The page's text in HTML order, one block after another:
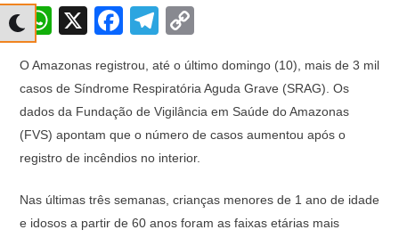
W
at
s
A
p
p
X
F
c
e
b
o
o
k
T
e
gr
a
m
p
y
Li
n
k
O Amazonas registrou, até o último domingo (10), mais de 3 mil
casos de Síndrome Respiratória Aguda Grave (SRAG). Os
dados da Fundação de Vigilância em Saúde do Amazonas
(FVS) apontam que o número de casos aumentou após o
registro de incêndios no interior.
Nas últimas três semanas, crianças menores de 1 ano de idade
e idosos a partir de 60 anos foram as faixas etárias mais